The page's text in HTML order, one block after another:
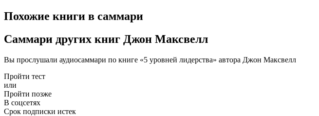
Похожие книги в саммари
Саммари других книг Джон Максвелл
Вы прослушали аудиосаммари по книге «5 уровней лидерства» автора Джон Максвелл
Пройти тест
или
Пройти позже
В соцсетях
Срок подписки истек